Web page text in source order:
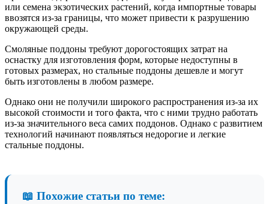
или семена экзотических растений, когда импортные товары
ввозятся из-за границы, что может привести к разрушению
окружающей среды.
Смоляные поддоны требуют дорогостоящих затрат на
оснастку для изготовления форм, которые недоступны в
готовых размерах, но стальные поддоны дешевле и могут
быть изготовлены в любом размере.
Однако они не получили широкого распространения из-за их
высокой стоимости и того факта, что с ними трудно работать
из-за значительного веса самих поддонов. Однако с развитием
технологий начинают появляться недорогие и легкие
стальные поддоны.
📖 Похожие статьи по теме: